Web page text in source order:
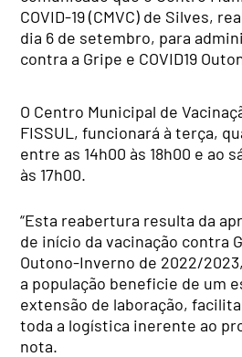
COVID-19 (CMVC) de Silves,
dia 6 de setembro, para
contra a Gripe e COVID19
O Centro Municipal de
FISSUL, funcionará à terça,
entre as 14h00 às 18h00 e ao
às 17h00.
“Esta reabertura resulta da
de início da vacinação contra
Outono-Inverno de 2022/
a população beneficie de um
extensão de laboração,
toda a logística inerente ao
nota.